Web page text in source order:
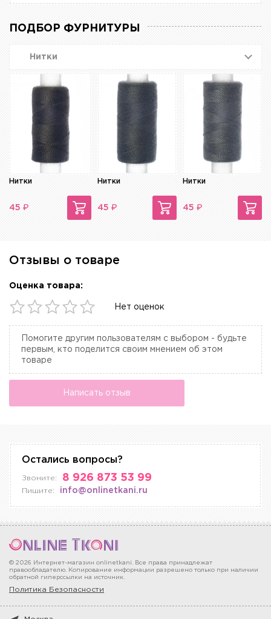
ПОДБОР ФУРНИТУРЫ
Нитки
Нитки
45 ₽
Нитки
45 ₽
Нитки
45 ₽
Отзывы о товаре
Оценка товара:
Нет оценок
Помогите другим пользователям с выбором - будьте
первым, кто поделится своим мнением об этом
товаре
Написать отзыв
Остались вопросы?
Звоните: 8 926 873 53 99
Пишите: info@onlinetkani.ru
© 2026 Интернет-магазин onlinetkani. Все права принадлежат
правообладателю. Копирование информации разрешено только при наличии
обратной гиперссылки на источник.
Политика Безопасности